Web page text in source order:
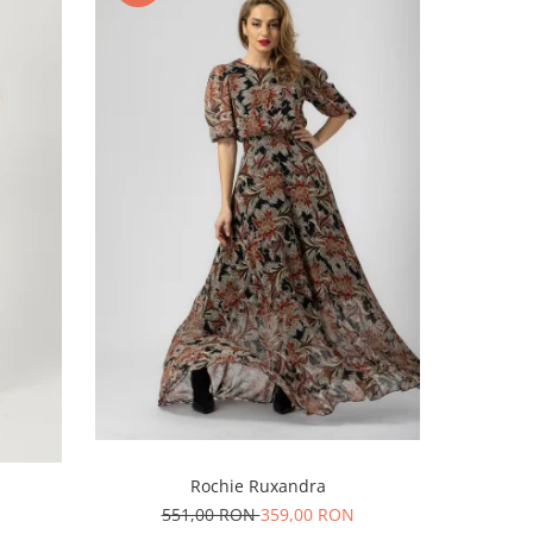
Rochie Ruxandra
551,00 RON359,00 RON